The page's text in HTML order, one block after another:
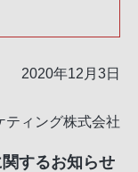
2020年12月3日
ティング株式会社
するお知らせ